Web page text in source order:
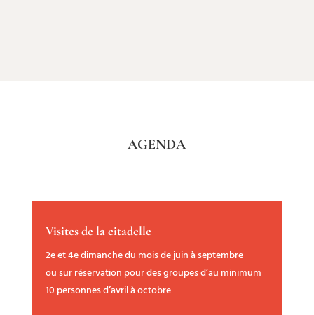
AGENDA
Visites de la citadelle
2e et 4e dimanche du mois de juin à septembre
ou sur réservation pour des groupes d’au minimum
10 personnes d’avril à octobre